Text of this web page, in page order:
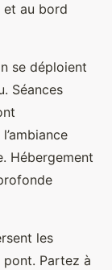
et au bord
se déploient
Séances
Hébergement
les
Partez à